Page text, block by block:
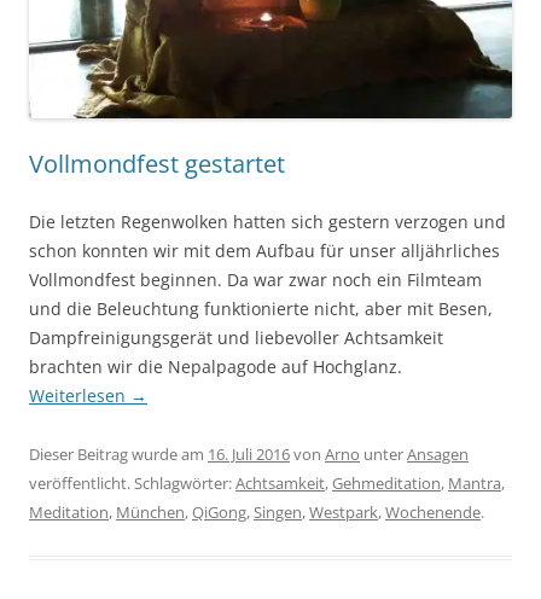
Vollmondfest gestartet
Die letzten Regenwolken hatten sich gestern verzogen und
schon konnten wir mit dem Aufbau für unser alljährliches
Vollmondfest beginnen. Da war zwar noch ein Filmteam
und die Beleuchtung funktionierte nicht, aber mit Besen,
Dampfreinigungsgerät und liebevoller Achtsamkeit
brachten wir die Nepalpagode auf Hochglanz.
Weiterlesen →
Dieser Beitrag wurde am 16. Juli 2016von Arno unterAnsagen
veröffentlicht. Schlagwörter:Achtsamkeit,Gehmeditation, Mantra,
Meditation, München,QiGong, Singen,Westpark,Wochenende.